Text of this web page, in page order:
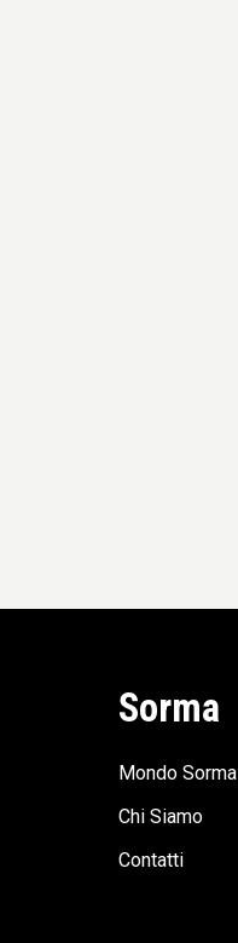
Sorma
Mondo Sorma
Chi Siamo
Contatti